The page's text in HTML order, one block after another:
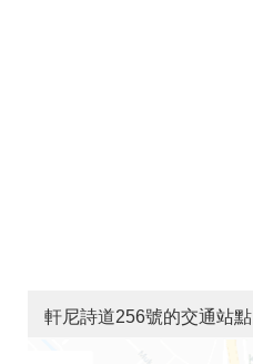
軒尼詩道256號的交通站點